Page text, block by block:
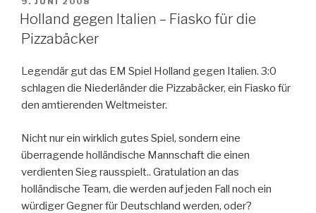
AM
Holland gegen Italien – Fiasko für die
Pizzabäcker
Legendär gut das EM Spiel Holland gegen Italien. 3:0
schlagen die Niederländer die Pizzabäcker, ein Fiasko für
den amtierenden Weltmeister.
Nicht nur ein wirklich gutes Spiel, sondern eine
überragende holländische Mannschaft die einen
verdienten Sieg rausspielt.. Gratulation an das
holländische Team, die werden auf jeden Fall noch ein
würdiger Gegner für Deutschland werden, oder?